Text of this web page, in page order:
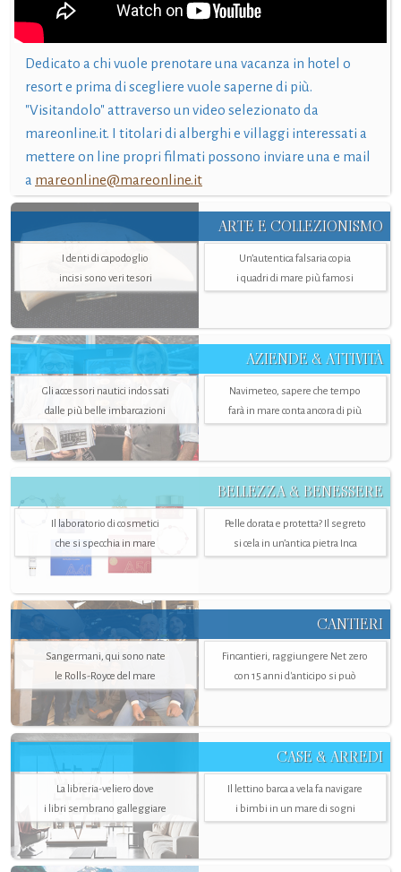
Dedicato a chi vuole prenotare una vacanza in hotel o
resort e prima di scegliere vuole saperne di più.
"Visitandolo" attraverso un video selezionato da
mareonline.it. I titolari di alberghi e villaggi interessati a
mettere on line propri filmati possono inviare una e mail
a mareonline@mareonline.it
ARTE E COLLEZIONISMO
I denti di capodoglio
incisi sono veri tesori
Un’autentica falsaria copia
i quadri di mare più famosi
AZIENDE & ATTIVITÀ
Gli accessori nautici indossati
dalle più belle imbarcazioni
Navimeteo, sapere che tempo
farà in mare conta ancora di più
BELLEZZA & BENESSERE
Il laboratorio di cosmetici
che si specchia in mare
Pelle dorata e protetta? Il segreto
si cela in un’antica pietra Inca
CANTIERI
Sangermani, qui sono nate
le Rolls-Royce del mare
Fincantieri, raggiungere Net zero
con 15 anni d'anticipo si può
CASE & ARREDI
La libreria-veliero dove
i libri sembrano galleggiare
Il lettino barca a vela fa navigare
i bimbi in un mare di sogni